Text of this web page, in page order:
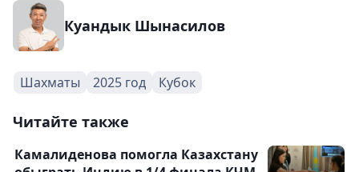
Куандык Шынасилов
Шахматы 2025 год Кубок
Читайте также
Камалиденова помогла Казахстану